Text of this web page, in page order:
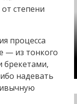
степени
процесса
— из тонкого
брекетами,
надевать